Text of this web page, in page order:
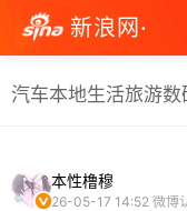
新浪网·
汽车本地生活旅游数
本性橹穆
26-05-17 14:52 微博